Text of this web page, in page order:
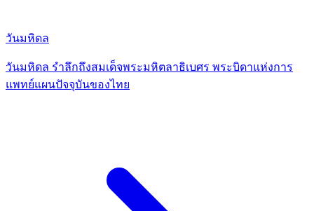
วันมหิดล
วันมหิดล รำลึกถึงสมเด็จพระมหิตลาธิเบศร พระบิดาแห่งการ
แพทย์แผนปัจจุบันของไทย